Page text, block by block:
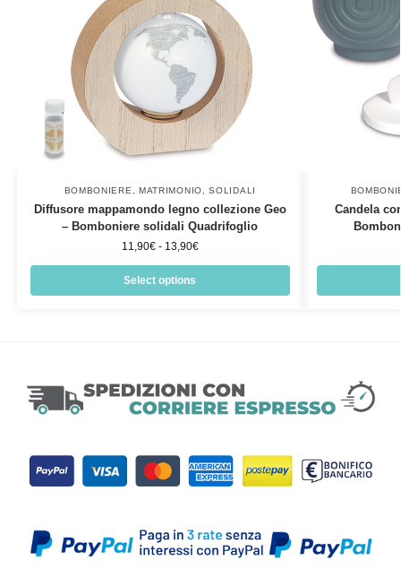
BOMBONIERE MATRIMONIO ,SOLIDALI
Diffusore mappamondo legno collezione Geo
– Bomboniere solidali Quadrifoglio
11,90€ - 13,90€
Select options
Candela